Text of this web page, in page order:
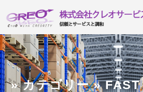
» カテゴリー » FAST